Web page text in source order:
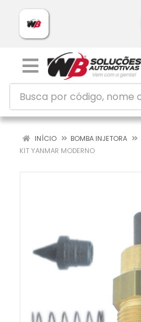
INÍCIO BOMBA INJETORA
KIT YANMAR MODERNO